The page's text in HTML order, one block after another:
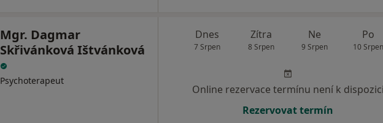
Mgr. Dagmar
Skřivánková Ištvánková
Psychoterapeut
Dnes
7 Srpen
Zítra
8 Srpen
Ne
9 Srpen
Po
10 Srpen
Online rezervace termínu není k dispozici
Rezervovat termín